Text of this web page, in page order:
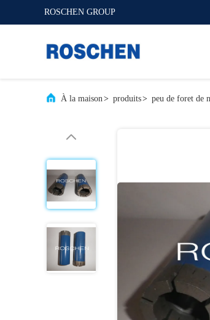
ROSCHEN GROUP
À la maison> produits> peu de foret de